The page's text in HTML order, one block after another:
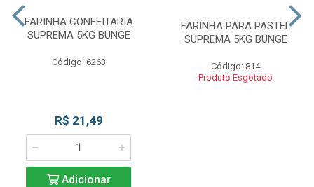
FARINHA CONFEITARIA
SUPREMA 5KG BUNGE
Código: 6263
R$ 21,49
Adicionar
FARINHA PARA PASTEL
SUPREMA 5KG BUNGE
Código: 814
Produto Esgotado